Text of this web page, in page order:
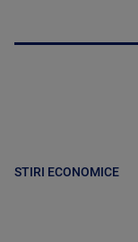
STIRI ECONOMICE